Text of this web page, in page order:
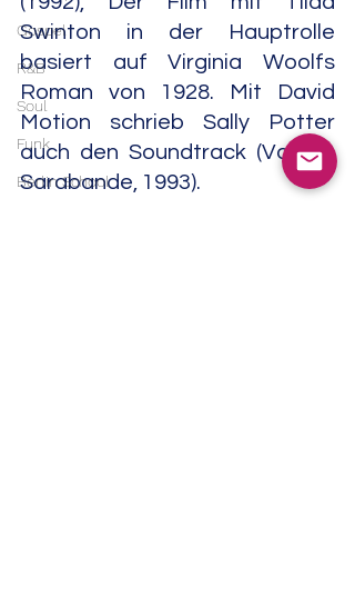
Gospel
R&B
Soul
Funk
Berlin School
Swinton in der Hauptrolle
basiert auf Virginia Woolfs
Roman von 1928. Mit David
Motion schrieb Sally Potter
auch den Soundtrack (Varèse
Sarabande, 1993).